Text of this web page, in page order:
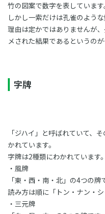
竹の図案で数字を表しています
しかし一索だけは孔雀のよう
理由は定かではありませんが
メされた結果であるというのが
字牌
「ジハイ」と呼ばれていて、
かれています。
字牌は2種類にわかれています。
・風牌
「東・西・南・北」の4つの牌
読み方は順に「トン・ナン・シ
・三元牌